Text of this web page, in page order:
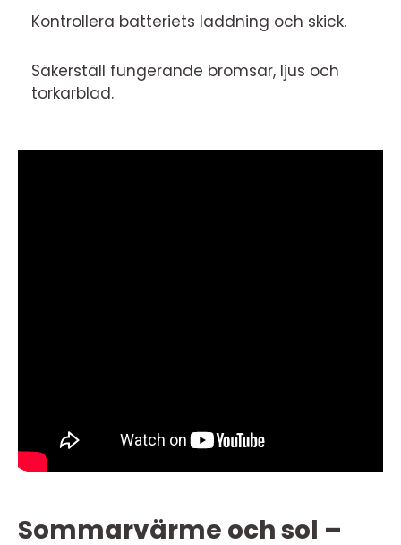
Kontrollera batteriets laddning och skick.
Säkerställ fungerande bromsar, ljus och
torkarblad.
Sommarvärme och sol –